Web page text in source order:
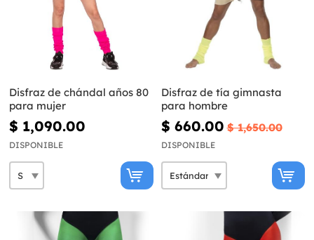
Disfraz de chándal años 80
para mujer
$ 1,090.00
DISPONIBLE
Disfraz de tía gimnasta
para hombre
$ 660.00 $ 1,650.00
DISPONIBLE